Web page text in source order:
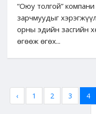
“Оюу толгой”
зарчмуудыг
орны эдийн засгийн
өгөөж өгөх...
‹ 1 2 3 4